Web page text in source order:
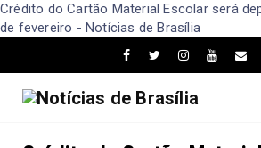
Crédito do Cartão Material Escolar será
de fevereiro - Notícias de Brasília